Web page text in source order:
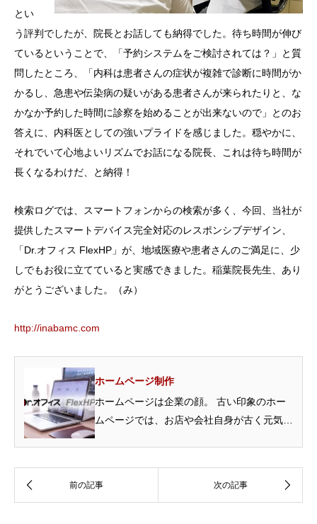
とい
う評判でしたが、院長とお話しても納得でした。待ち時間が伸び
ているということで、「予約システムをご検討されては？」と質
問したところ、「内科は患者さんの症状が複雑で診断に時間がか
かるし、急患や伝染病の疑いがある患者さんが来られたりと、な
かなか予約した時間に診察を始めることが出来ないので」とのお
答えに、内科医としての強いプライドを感じました。穏やかに、
それでいて心地よいリズムでお話になる院長、これは待ち時間が
長くなるわけだ、と納得！
検索ログでは、スマートフォンからの検索が多く、今回、当社が
提供したスマートデバイス完全対応のレスポンシブデザイン、
「Dr.オフィス FlexHP」が、地域医療や患者さんのご満足に、少
しでもお役に立てていると実感できました。稲葉院長先生、あり
がとうございました。（み）
http://inabamc.com
ホームページ制作
ホームページは企業の顔。 古い印象のホー
ムページでは、お店や会社自身が古く元気の